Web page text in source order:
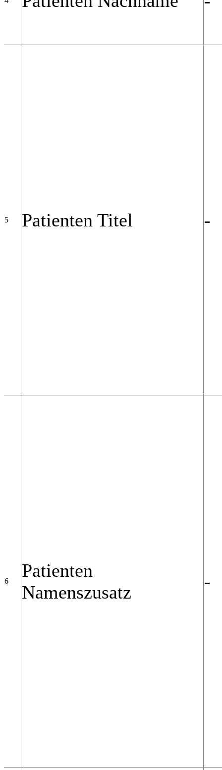
5 Patienten Titel -
6
Patienten
Namenszusatz
-